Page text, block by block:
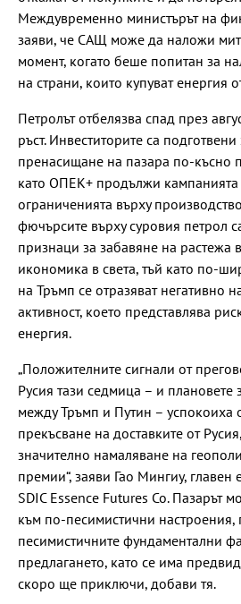
Междувременно министърът на
заяви, че САЩ може да наложи
момент, когато беше попитан за
на страни, които купуват енергия
Петролът отбелязва спад през
ръст. Инвеститорите са
пренасищане на пазара по-късно
като ОПЕК+ продължи кампанията
ограниченията върху
фючърсите върху суровия петрол
признаци за забавяне на растежа
икономика в света, тъй като по-
на Тръмп се отразяват негативно
активност, което представлява
енергия.
„Положителните сигнали от
Русия тази седмица – и плановете
между Тръмп и Путин – успокоиха
прекъсване на доставките от
значително намаляване на
премии“, заяви Гао Мингиу, главен
SDIC Essence Futures Co. Пазарът
към по-песимистични настроения,
песимистичните фундаментални
предлагането, като се има
скоро ще приключи, добави тя.